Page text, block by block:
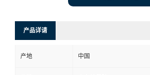
产品详请
产地 中国